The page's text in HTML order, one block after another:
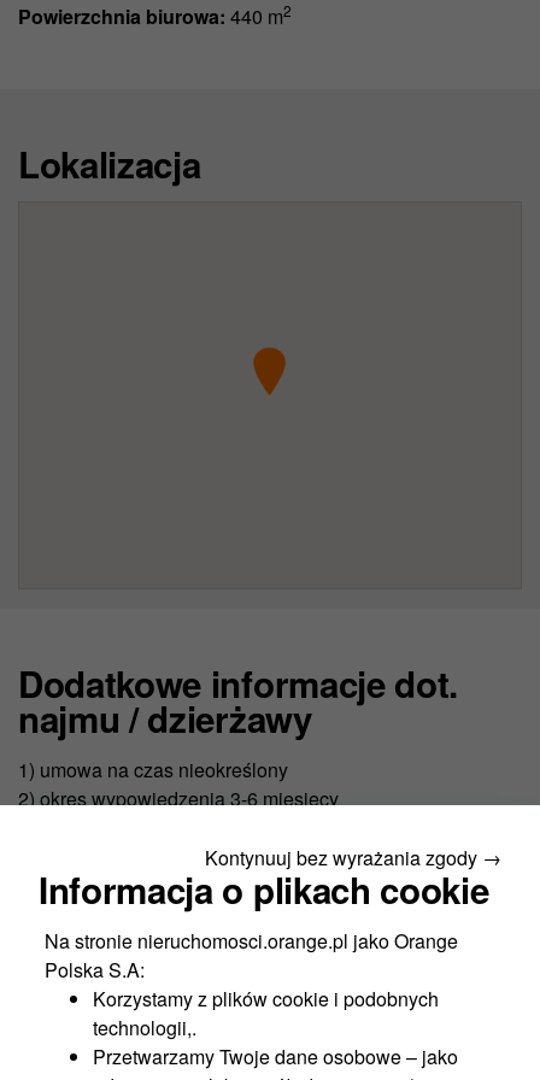
Powierzchnia biurowa: 440 m2
Lokalizacja
Dodatkowe informacje dot.
najmu / dzierżawy
1) umowa na czas nieokreślony
2) okres wypowiedzenia 3-6 miesięcy
4) czynsz podlega rocznej waloryzacji GUS
5) powierzchnia dostępna od zaraz
6) warunki umowy do indywidualnego ustalenia
Zapraszamy. Z przyjemnością udzielimy szerszych
informacji.
Kontynuuj bez wyrażania zgody →
Informacja o plikach cookie
Na stronie nieruchomosci.orange.pl jako Orange
Polska S.A:
Korzystamy z plików cookie i podobnych
technologii,.
Przetwarzamy Twoje dane osobowe – jako